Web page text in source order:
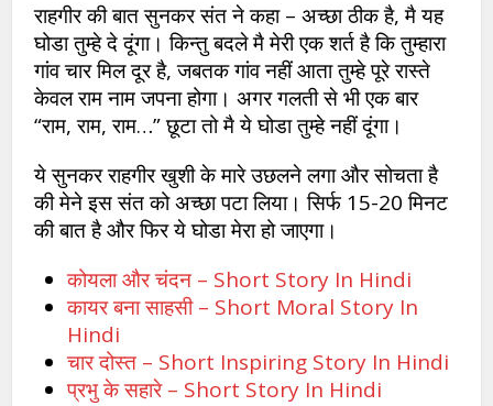
राहगीर की बात सुनकर संत ने कहा – अच्छा ठीक है, मै यह
घोडा तुम्हे दे दूंगा। किन्तु बदले मै मेरी एक शर्त है कि तुम्हारा
गांव चार मिल दूर है, जबतक गांव नहीं आता तुम्हे पूरे रास्ते
केवल राम नाम जपना होगा। अगर गलती से भी एक बार
“राम, राम, राम…” छूटा तो मै ये घोडा तुम्हे नहीं दूंगा।
ये सुनकर राहगीर खुशी के मारे उछलने लगा और सोचता है
की मेने इस संत को अच्छा पटा लिया। सिर्फ 15-20 मिनट
की बात है और फिर ये घोडा मेरा हो जाएगा।
कोयला और चंदन – Short Story In Hindi
कायर बना साहसी – Short Moral Story In
Hindi
चार दोस्त – Short Inspiring Story In Hindi
प्रभु के सहारे – Short Story In Hindi